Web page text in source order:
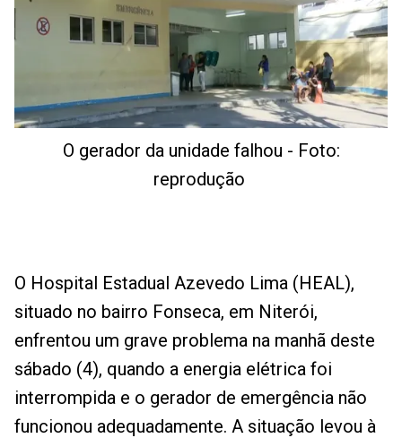
O gerador da unidade falhou - Foto:
reprodução
O Hospital Estadual Azevedo Lima (HEAL),
situado no bairro Fonseca, em Niterói,
enfrentou um grave problema na manhã deste
sábado (4), quando a energia elétrica foi
interrompida e o gerador de emergência não
funcionou adequadamente. A situação levou à